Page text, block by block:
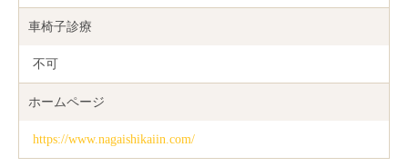
車椅子診療
不可
ホームページ
https://www.nagaishikaiin.com/